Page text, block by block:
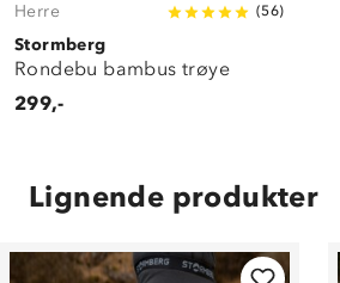
Herre (56)
Stormberg
Rondebu bambus trøye
299,-
Lignende produkter